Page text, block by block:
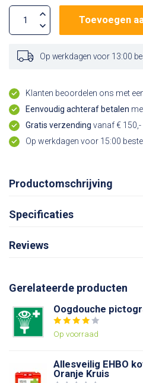
Toevoegen
Op werkdagen voor 13:00
Klanten beoordelen ons met
Eenvoudig achteraf betalen
Gratis verzending vanaf € 150,-
Op werkdagen voor 15:00
Productomschrijving
Specificaties
Reviews
Gerelateerde producten
Oogdouche
Op voorraad
Allesveilig EHBO
Oranje Kruis